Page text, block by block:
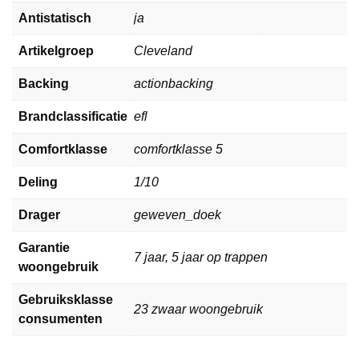
Antistatisch ja
Artikelgroep Cleveland
Backing actionbacking
Brandclassificatie efl
Comfortklasse comfortklasse 5
Deling 1/10
Drager geweven_doek
Garantie
woongebruik
7 jaar, 5 jaar op trappen
Gebruiksklasse
consumenten
23 zwaar woongebruik